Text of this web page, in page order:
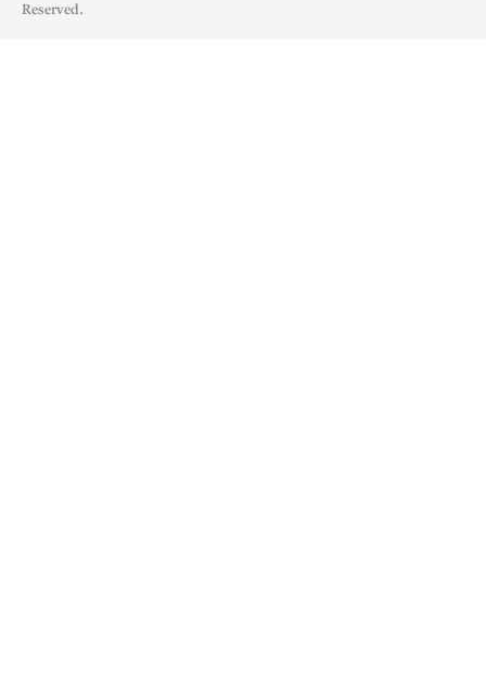
Reserved.